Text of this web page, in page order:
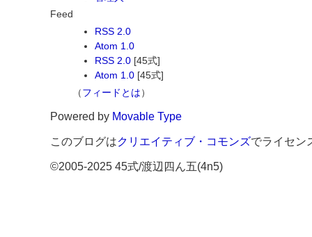
Feed
RSS 2.0
Atom 1.0
RSS 2.0 [45式]
Atom 1.0 [45式]
（フィードとは）
Powered by Movable Type
このブログはクリエイティブ・コモンズでライセン
©2005-2025 45式/渡辺四ん五(4n5)